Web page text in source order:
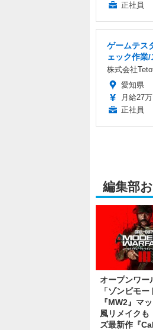
正社員
ゲームテス
ェック作業
株式会社
愛知県
月給27
正社員
編集部
オープンワー
「ゾンビモー
『MW2』マ
風リメイクも
ズ最新作『